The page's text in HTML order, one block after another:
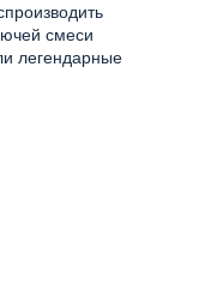
смеси
легендарные